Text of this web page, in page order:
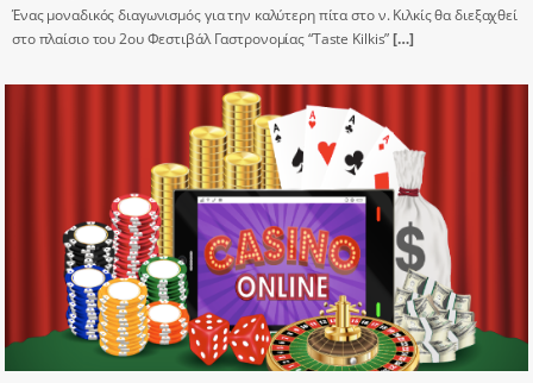
Ένας μοναδικός διαγωνισμός για την καλύτερη πίτα στο ν. Κιλκίς θα διεξαχθεί
στο πλαίσιο του 2ου Φεστιβάλ Γαστρονομίας “Taste Kilkis”[…]